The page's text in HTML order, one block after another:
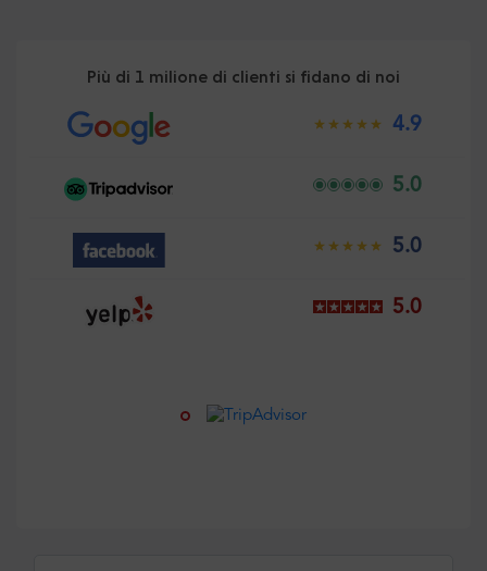
Più di 1 milione di clienti si fidano di noi
4.9
5.0
5.0
5.0